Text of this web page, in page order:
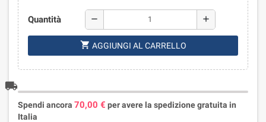
Quantità remove add
shopping_cart AGGIUNGI AL CARRELLO
local_shipping
Spendi ancora 70,00 € per avere la spedizione gratuita in
Italia